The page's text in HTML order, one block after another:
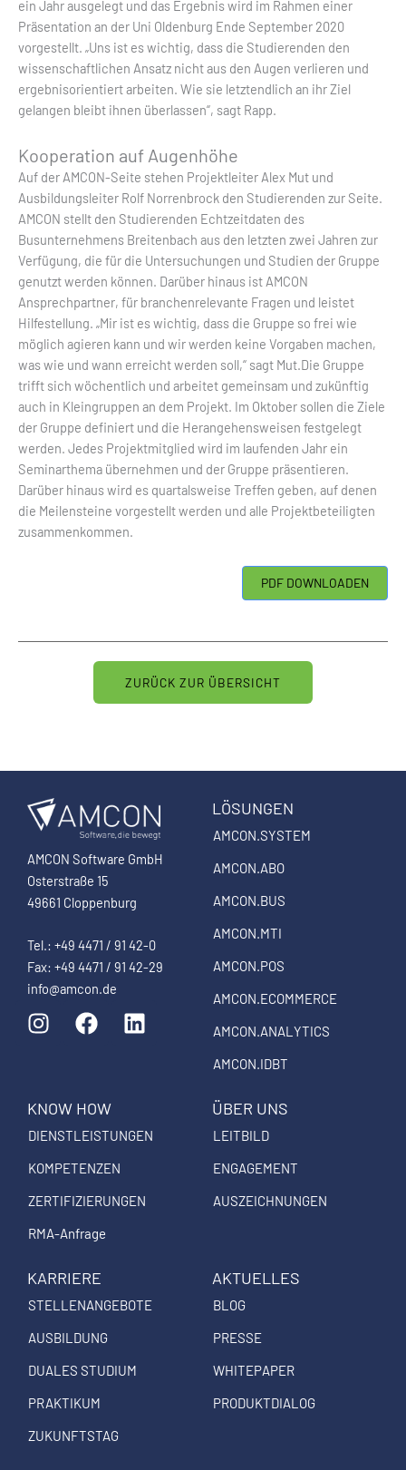
ein Jahr ausgelegt und das Ergebnis wird im Rahmen einer
Präsentation an der Uni Oldenburg Ende September 2020
vorgestellt. „Uns ist es wichtig, dass die Studierenden den
wissenschaftlichen Ansatz nicht aus den Augen verlieren und
ergebnisorientiert arbeiten. Wie sie letztendlich an ihr Ziel
gelangen bleibt ihnen überlassen“, sagt Rapp.
Kooperation auf Augenhöhe
Auf der AMCON-Seite stehen Projektleiter Alex Mut und
Ausbildungsleiter Rolf Norrenbrock den Studierenden zur Seite.
AMCON stellt den Studierenden Echtzeitdaten des
Busunternehmens Breitenbach aus den letzten zwei Jahren zur
Verfügung, die für die Untersuchungen und Studien der Gruppe
genutzt werden können. Darüber hinaus ist AMCON
Ansprechpartner, für branchenrelevante Fragen und leistet
Hilfestellung. „Mir ist es wichtig, dass die Gruppe so frei wie
möglich agieren kann und wir werden keine Vorgaben machen,
was wie und wann erreicht werden soll,“ sagt Mut.Die Gruppe
trifft sich wöchentlich und arbeitet gemeinsam und zukünftig
auch in Kleingruppen an dem Projekt. Im Oktober sollen die Ziele
der Gruppe definiert und die Herangehensweisen festgelegt
werden. Jedes Projektmitglied wird im laufenden Jahr ein
Seminarthema übernehmen und der Gruppe präsentieren.
Darüber hinaus wird es quartalsweise Treffen geben, auf denen
die Meilensteine vorgestellt werden und alle Projektbeteiligten
zusammenkommen.
ZURÜCK ZUR ÜBERSICHT
AMCON Software GmbH
Osterstraße 15
49661 Cloppenburg
Tel.: +49 4471 / 91 42-0
Fax: +49 4471 / 91 42-29
info@amcon.de
I
n
a
g
r
a
m
F
a
b
o
o
k
L
i
d
i
LÖSUNGEN
AMCON.SYSTEM
AMCON.ABO
AMCON.BUS
AMCON.MTI
AMCON.POS
AMCON.ECOMMERCE
AMCON.ANALYTICS
AMCON.IDBT
KNOW HOW
DIENSTLEISTUNGEN
KOMPETENZEN
ZERTIFIZIERUNGEN
RMA-Anfrage
ÜBER UNS
LEITBILD
ENGAGEMENT
AUSZEICHNUNGEN
KARRIERE
STELLENANGEBOTE
AUSBILDUNG
DUALES STUDIUM
PRAKTIKUM
ZUKUNFTSTAG
AKTUELLES
BLOG
PRESSE
WHITEPAPER
PRODUKTDIALOG